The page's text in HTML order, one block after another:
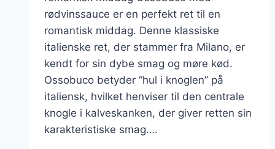
rødvinssauce er en perfekt ret til en
romantisk middag. Denne klassiske
italienske ret, der stammer fra Milano, er
kendt for sin dybe smag og møre kød.
Ossobuco betyder “hul i knoglen” på
italiensk, hvilket henviser til den centrale
knogle i kalveskanken, der giver retten sin
karakteristiske smag….